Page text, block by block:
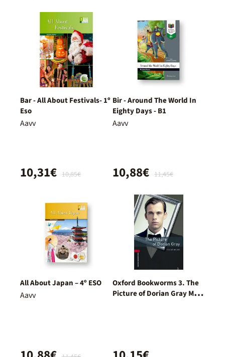
Bar - All About Festivals- 1º
Eso
Aavv
10,85€
10,31€
Bir - Around The World In
Eighty Days - B1
Aavv
11,45€
10,88€
All About Japan – 4º ESO
Aavv
Oxford Bookworms 3. The
Picture of Dorian Gray MP3